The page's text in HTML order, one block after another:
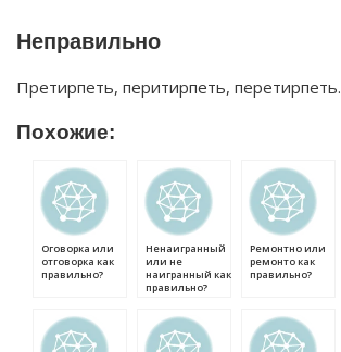
Неправильно
Претирпеть, перитирпеть, перетирпеть.
Похожие:
Оговорка или
отговорка как
правильно?
Ненаигранный
или не
наигранный как
правильно?
Ремонтно или
ремонто как
правильно?